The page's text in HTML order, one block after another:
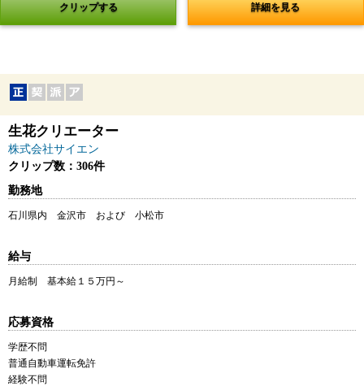
クリップする 詳細を見る
生花クリエーター
株式会社サイエン
クリップ数：306件
勤務地
石川県内 金沢市 および 小松市
給与
月給制 基本給１５万円～
応募資格
学歴不問
普通自動車運転免許
経験不問